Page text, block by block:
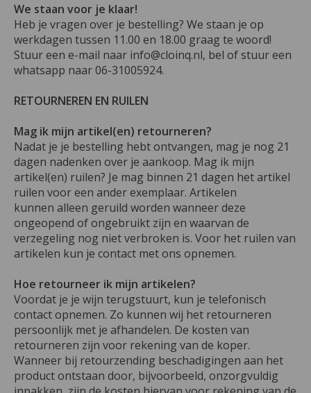
We staan voor je klaar!
Heb je vragen over je bestelling? We staan je op
werkdagen tussen 11.00 en 18.00 graag te woord!
Stuur een e-mail naar info@cloinq.nl, bel of stuur een
whatsapp naar 06-31005924.
RETOURNEREN EN RUILEN
Mag ik mijn artikel(en) retourneren?
Nadat je je bestelling hebt ontvangen, mag je nog 21
dagen nadenken over je aankoop. Mag ik mijn
artikel(en) ruilen? Je mag binnen 21 dagen het artikel
ruilen voor een ander exemplaar. Artikelen
kunnen alleen geruild worden wanneer deze
ongeopend of ongebruikt zijn en waarvan de
verzegeling nog niet verbroken is. Voor het ruilen van
artikelen kun je contact met ons opnemen.
Hoe retourneer ik mijn artikelen?
Voordat je je wijn terugstuurt, kun je telefonisch
contact opnemen. Zo kunnen wij het retourneren
persoonlijk met je afhandelen. De kosten van
retourneren zijn voor rekening van de koper.
Wanneer bij retourzending beschadigingen aan het
product ontstaan door, bijvoorbeeld, onzorgvuldig